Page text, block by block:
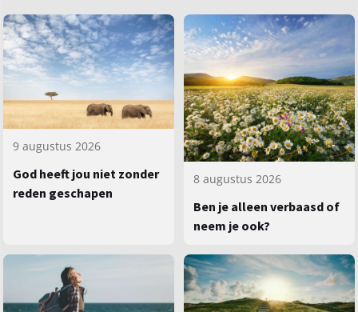
9 augustus 2026
God heeft jou niet zonder
reden geschapen
8 augustus 2026
Ben je alleen verbaasd of
neem je ook?